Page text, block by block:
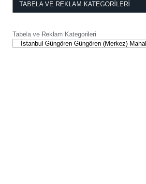
TABELA VE REKLAM KATEGORILERI
Tabela ve Reklam Kategorileri